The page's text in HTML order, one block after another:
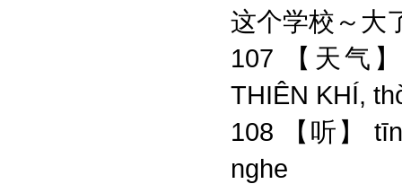
这个学校～大
107 【天气
THIÊN KHÍ,
108 【听】
nghe